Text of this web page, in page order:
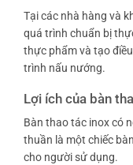
Tại các nhà hàng và
quá trình chuẩn bị
thực phẩm và tạo
trình nấu nướng.
Lợi ích của bàn
Bàn thao tác inox có
thuần là một chiếc
cho người sử dụng.